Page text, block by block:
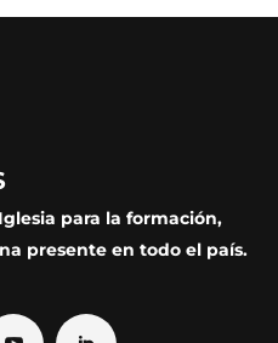
para la formación,
presente en todo el país.